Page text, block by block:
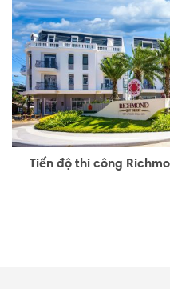
Tiến độ thi công